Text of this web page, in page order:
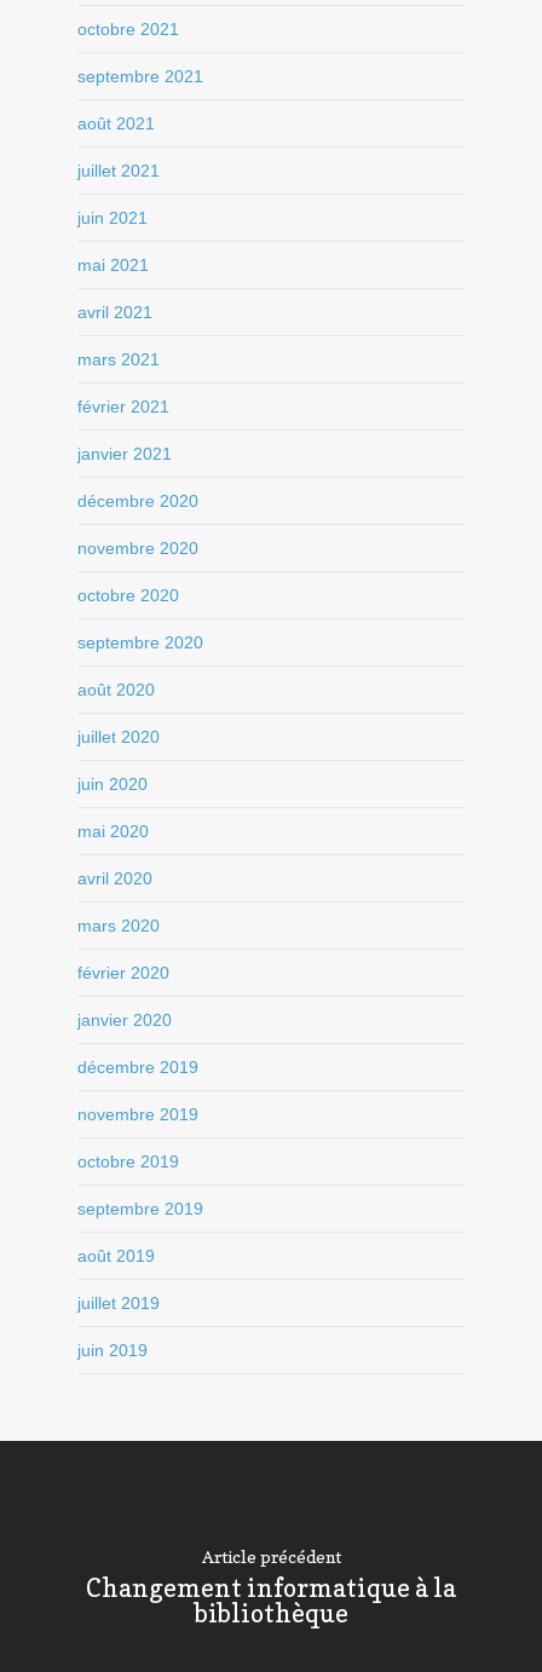
octobre 2021
septembre 2021
août 2021
juillet 2021
juin 2021
mai 2021
avril 2021
mars 2021
février 2021
janvier 2021
décembre 2020
novembre 2020
octobre 2020
septembre 2020
août 2020
juillet 2020
juin 2020
mai 2020
avril 2020
mars 2020
février 2020
janvier 2020
décembre 2019
novembre 2019
octobre 2019
septembre 2019
août 2019
juillet 2019
juin 2019
Article précédent
Changement informatique à la
bibliothèque